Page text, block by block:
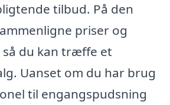
tilbud. På den
priser og
så du kan træffe et
Uanset om du har brug
til engangspudsning